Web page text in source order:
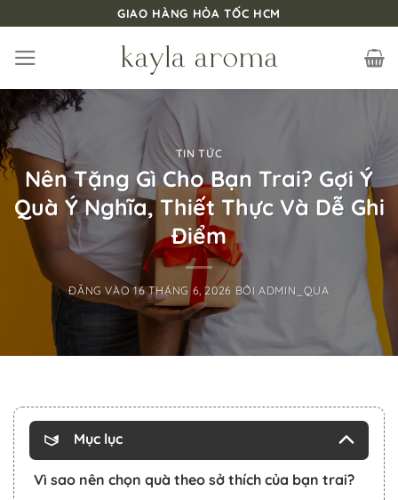
nội
dung
GIAO HÀNG HỎA TỐC HCM
TIN TỨC
Nên Tặng Gì Cho Bạn Trai? Gợi Ý
Quà Ý Nghĩa, Thiết Thực Và Dễ Ghi
Điểm
ĐĂNG VÀO16 THÁNG 6, 2026 BỞIADMIN_QUA
Mục lục
Vì sao nên chọn quà theo sở thích của bạn trai?